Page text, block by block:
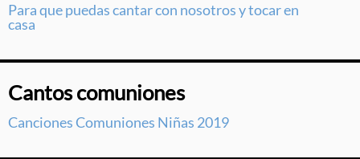
Para que puedas cantar con nosotros y tocar en
casa
Cantos comuniones
Canciones Comuniones Niñas 2019